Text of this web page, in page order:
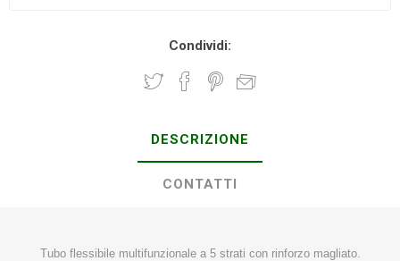
Condividi:
DESCRIZIONE
CONTATTI
Tubo flessibile multifunzionale a 5 strati con rinforzo magliato.